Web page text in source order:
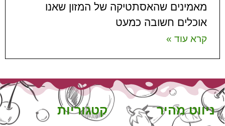
מאמינים שהאסתטיקה של המזון שאנו
אוכלים חשובה כמעט
קרא עוד »
ניווט מהיר קטגוריות